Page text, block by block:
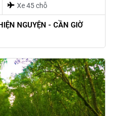
Xe 45 chỗ
NGUYỆN - CẦN GIỜ